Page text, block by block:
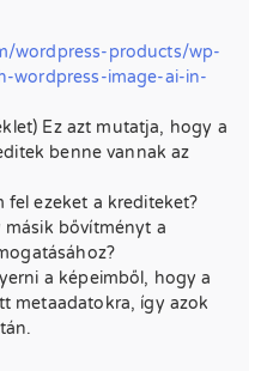
wordpress-products/wp-
wordpress-image-ai-in-
Ez azt mutatja, hogy a
benne vannak az
ezeket a krediteket?
másik bővítményt a
a képeimből, hogy a
metaadatokra, így azok